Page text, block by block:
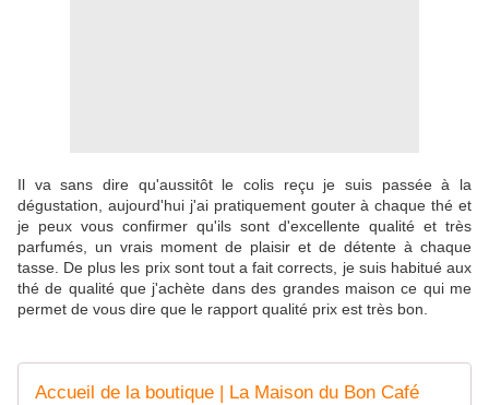
Il va sans dire qu'aussitôt le colis reçu je suis passée à la
dégustation, aujourd'hui j'ai pratiquement gouter à chaque thé et
je peux vous confirmer qu'ils sont d'excellente qualité et très
parfumés, un vrais moment de plaisir et de détente à chaque
tasse. De plus les prix sont tout a fait corrects, je suis habitué aux
thé de qualité que j'achète dans des grandes maison ce qui me
permet de vous dire que le rapport qualité prix est très bon.
Accueil de la boutique | La Maison du Bon Café